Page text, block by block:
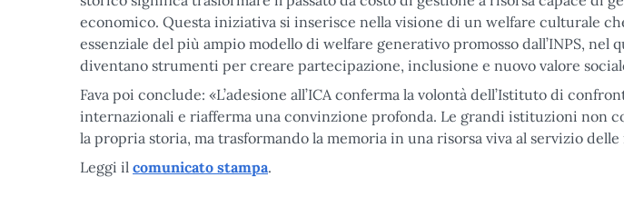
economico. Questa iniziativa si inserisce nella visione di un welfare culturale
essenziale del più ampio modello di welfare generativo promosso dall’INPS, nel
diventano strumenti per creare partecipazione, inclusione e nuovo valore
Fava poi conclude: «L’adesione all’ICA conferma la volontà dell’Istituto di
internazionali e riafferma una convinzione profonda. Le grandi istituzioni non
la propria storia, ma trasformando la memoria in una risorsa viva al servizio
Leggi il comunicato stampa.